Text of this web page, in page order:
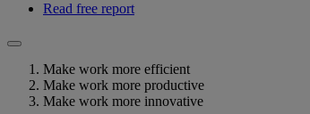
Read free report
Make work more efficient
Make work more productive
Make work more innovative